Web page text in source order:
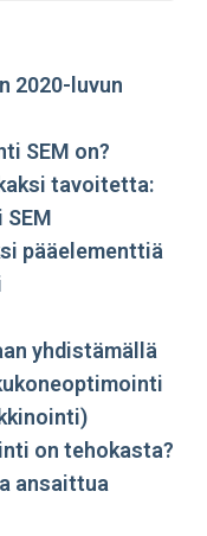
2020-luvun
SEM on?
tavoitetta:
pääelementtiä
yhdistämällä
on tehokasta?
ansaittua